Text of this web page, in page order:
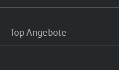
Top Angebote